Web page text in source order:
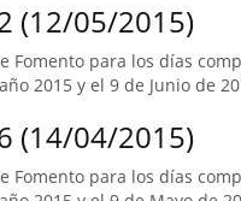
(12/05/2015)
Fomento para los días
2015 y el 9 de Junio de
(14/04/2015)
Fomento para los días